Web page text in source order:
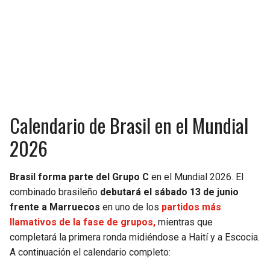
Calendario de Brasil en el Mundial
2026
Brasil forma parte del Grupo C en el Mundial 2026. El
combinado brasileño debutará el sábado 13 de junio
frente a Marruecos en uno de los partidos más
llamativos de la fase de grupos, mientras que
completará la primera ronda midiéndose a Haití y a Escocia.
A continuación el calendario completo: